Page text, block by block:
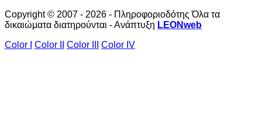
Copyright © 2007 - 2026 - Πληροφοριοδότης Όλα τα
δικαιώματα διατηρούνται - Ανάπτυξη LEONweb
Color I
Color II Color III Color IV